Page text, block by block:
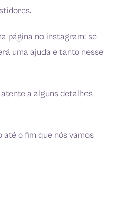
página no instagram: se
uma ajuda e tanto nesse
a alguns detalhes
o fim que nós vamos